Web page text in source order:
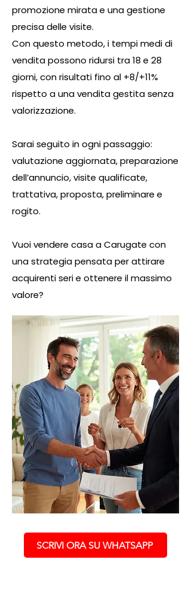
promozione mirata e una gestione
precisa delle visite.
Con questo metodo, i tempi medi di
vendita possono ridursi tra 18 e 28
giorni, con risultati fino al +8/+11%
rispetto a una vendita gestita senza
valorizzazione.
Sarai seguito in ogni passaggio:
valutazione aggiornata, preparazione
dell’annuncio, visite qualificate,
trattativa, proposta, preliminare e
rogito.
Vuoi vendere casa a Carugate con
una strategia pensata per attirare
acquirenti seri e ottenere il massimo
valore?
SCRIVI ORA SU WHATSAPP